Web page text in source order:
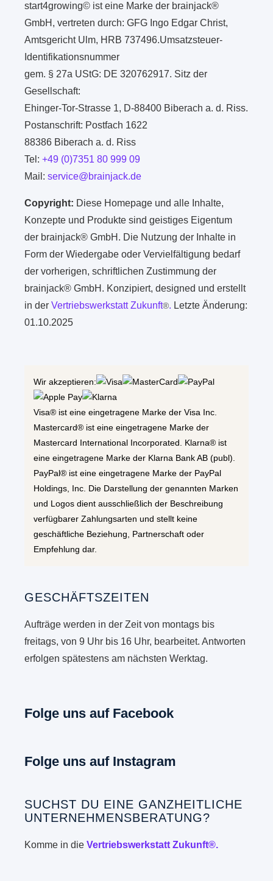
start4growing© ist eine Marke der brainjack®
GmbH, vertreten durch: GFG Ingo Edgar Christ,
Amtsgericht Ulm, HRB 737496.Umsatzsteuer-
Identifikationsnummer
gem. § 27a UStG: DE 320762917. Sitz der
Gesellschaft:
Ehinger-Tor-Strasse 1, D-88400 Biberach a. d. Riss.
Postanschrift: Postfach 1622
88386 Biberach a. d. Riss
Tel:+49 (0)7351 80 999 09
Mail:service@brainjack.de
Copyright: Diese Homepage und alle Inhalte,
Konzepte und Produkte sind geistiges Eigentum
der brainjack® GmbH. Die Nutzung der Inhalte in
Form der Wiedergabe oder Vervielfältigung bedarf
der vorherigen, schriftlichen Zustimmung der
brainjack® GmbH. Konzipiert, designed und erstellt
in derVertriebswerkstatt Zukunft®. Letzte Änderung:
01.10.2025
Wir akzeptieren:
Visa® ist eine eingetragene Marke der Visa Inc.
Mastercard® ist eine eingetragene Marke der
Mastercard International Incorporated. Klarna® ist
eine eingetragene Marke der Klarna Bank AB (publ).
PayPal® ist eine eingetragene Marke der PayPal
Holdings, Inc. Die Darstellung der genannten Marken
und Logos dient ausschließlich der Beschreibung
verfügbarer Zahlungsarten und stellt keine
geschäftliche Beziehung, Partnerschaft oder
Empfehlung dar.
GESCHÄFTSZEITEN
Aufträge werden in der Zeit von montags bis
freitags, von 9 Uhr bis 16 Uhr, bearbeitet. Antworten
erfolgen spätestens am nächsten Werktag.
Folge uns auf Facebook
Folge uns auf Instagram
SUCHST DU EINE GANZHEITLICHE
UNTERNEHMENSBERATUNG?
Komme in dieVertriebswerkstatt Zukunft®.